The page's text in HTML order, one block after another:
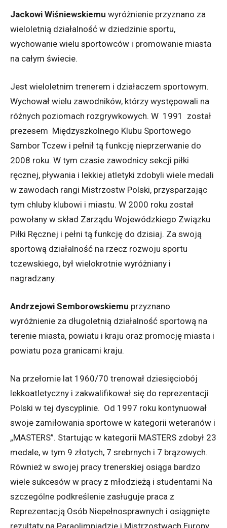
Jackowi Wiśniewskiemu wyróżnienie przyznano za
wieloletnią działalność w dziedzinie sportu,
wychowanie wielu sportowców i promowanie miasta
na całym świecie.
Jest wieloletnim trenerem i działaczem sportowym.
Wychował wielu zawodników, którzy występowali na
różnych poziomach rozgrywkowych. W 1991 został
prezesem Międzyszkolnego Klubu Sportowego
Sambor Tczew i pełnił tą funkcję nieprzerwanie do
2008 roku. W tym czasie zawodnicy sekcji piłki
ręcznej, pływania i lekkiej atletyki zdobyli wiele medali
w zawodach rangi Mistrzostw Polski, przysparzając
tym chluby klubowi i miastu. W 2000 roku został
powołany w skład Zarządu Wojewódzkiego Związku
Piłki Ręcznej i pełni tą funkcję do dzisiaj. Za swoją
sportową działalność na rzecz rozwoju sportu
tczewskiego, był wielokrotnie wyróżniany i
nagradzany.
Andrzejowi Semborowskiemu przyznano
wyróżnienie za długoletnią działalność sportową na
terenie miasta, powiatu i kraju oraz promocję miasta i
powiatu poza granicami kraju.
Na przełomie lat 1960/70 trenował dziesięciobój
lekkoatletyczny i zakwalifikował się do reprezentacji
Polski w tej dyscyplinie. Od 1997 roku kontynuował
swoje zamiłowania sportowe w kategorii weteranów i
„MASTERS”. Startując w kategorii MASTERS zdobył 23
medale, w tym 9 złotych, 7 srebrnych i 7 brązowych.
Również w swojej pracy trenerskiej osiąga bardzo
wiele sukcesów w pracy z młodzieżą i studentami Na
szczególne podkreślenie zasługuje praca z
Reprezentacją Osób Niepełnosprawnych i osiągnięte
rezultaty na Paraolimpiadzie i Mistrzostwach Europy .